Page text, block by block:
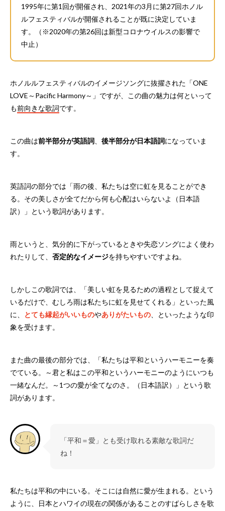
1995年に第1回が開催され、2021年の3月に第27回ホノル
ルフェスティバルが開催されることが既に決定していま
す。（※2020年の第26回は新型コロナウイルスの影響で
中止）
ホノルルフェスティバルのイメージソングに抜擢された「ONE
LOVE～Pacific Harmony～」ですが、この曲の魅力は何といって
も前向きな歌詞です。
この曲は前半部分が英語詞 後半部分が日本語詞になっていま
す。
英語詞の部分では「雨の後、私たちは空に虹を見ることができ
る。その美しさが全てだから何も心配はいらないよ（日本語
訳）」という歌詞があります。
雨というと、気分的に下がっているときや失恋ソングによく使わ
れたりして、 否定的なイメージを持ちやすいですよね。
しかしこの歌詞では、「美しい虹を見るための過程として捉えて
いるだけで、むしろ雨は私たちに虹を見せてくれる」といった風
に、
とても縁起がいいものやありがたいもの 、といったような印
象を受けます。
また曲の最後の部分では、「私たちは平和というハーモニーを奏
でている。～君と私はこの平和というハーモニーのようにいつも
一緒なんだ。～1つの愛が全てなのさ。（日本語訳）」という歌
詞があります。
「平和＝愛」とも受け取れる素敵な歌詞だ
ね！
私たちは平和の中にいる。そこには自然に愛が生まれる。という
ように、日本とハワイの現在の関係があることのすばらしさを歌